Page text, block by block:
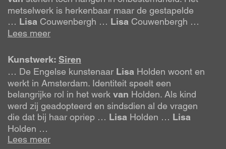
metselwerk is herkenbaar maar de gestapelde
… Lisa Couwenbergh … Lisa Couwenbergh …
Lees meer
Kunstwerk: Siren
… De Engelse kunstenaar Lisa Holden woont en
werkt in Amsterdam. Identiteit speelt een
belangrijke rol in het werk van Holden. Als kind
werd zij geadopteerd en sindsdien al de vragen
die dat bij haar opriep … Lisa Holden … Lisa
Holden …
Lees meer